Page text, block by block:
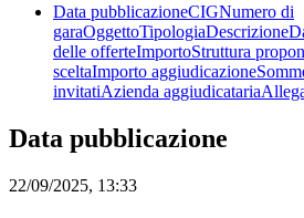
Data pubblicazioneCIGNumero di
garaOggettoTipologiaDescrizione
delle offerteImportoStruttura
sceltaImporto aggiudicazione
invitatiAzienda aggiudicataria
Data pubblicazione
22/09/2025, 13:33